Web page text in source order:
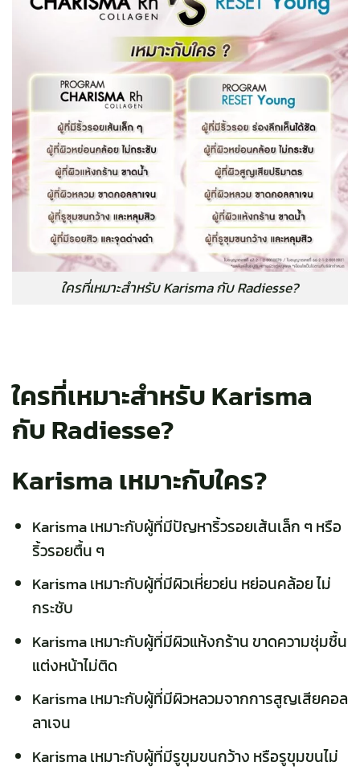
ใครที่เหมาะสำหรับ Karisma กับ Radiesse?
ใครที่เหมาะสำหรับ Karisma
กับ Radiesse?
Karisma เหมาะกับใคร?
Karismaเหมาะกับผู้ที่มีปัญหาริ้วรอยเส้นเล็ก ๆ หรือ
ริ้วรอยตื้น ๆ
Karisma เหมาะกับผู้ที่มีผิวเหี่ยวย่น หย่อนคล้อย ไม่
กระชับ
Karisma เหมาะกับผู้ที่มีผิวแห้งกร้าน ขาดความชุ่มชื้น
แต่งหน้าไม่ติด
Karisma เหมาะกับผู้ที่มีผิวหลวมจากการสูญเสียคอล
ลาเจน
Karisma เหมาะกับผู้ที่มีรูขุมขนกว้าง หรือรูขุมขนไม่